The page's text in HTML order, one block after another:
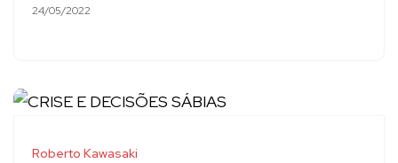
24/05/2022
Roberto Kawasaki